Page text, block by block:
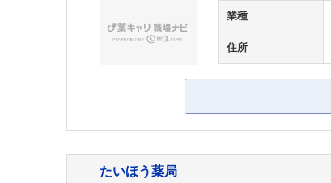
業種
住所
たいほう薬局